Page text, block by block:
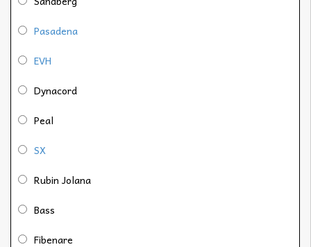
Pasadena
EVH
Dynacord
Peal
SX
Rubin Jolana
Bass
Fibenare